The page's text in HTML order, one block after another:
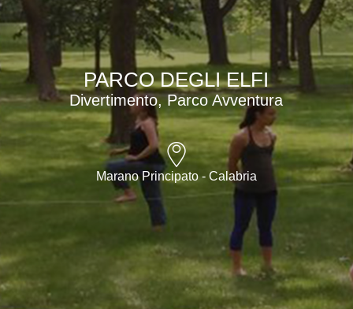
PARCO DEGLI ELFI
Divertimento, Parco Avventura
Marano Principato - Calabria